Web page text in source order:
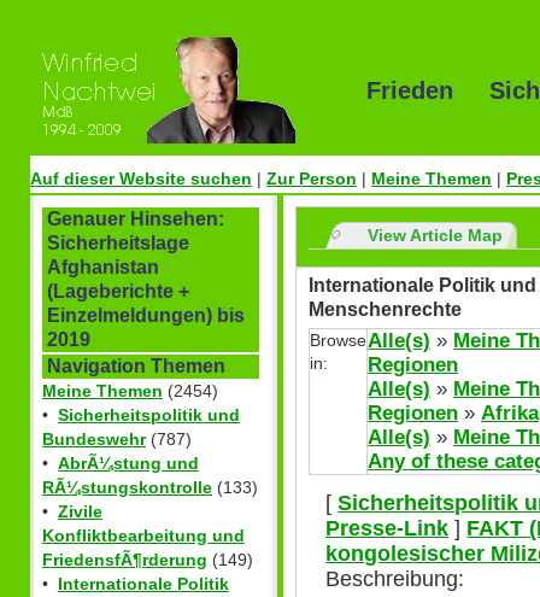
Frieden
Auf dieser Website suchen | Zur Person | Meine Themen |
Genauer Hinsehen:
Sicherheitslage
Afghanistan
(Lageberichte +
Einzelmeldungen) bis
2019
Navigation Themen
Meine Themen (2454)
• Sicherheitspolitik und
Bundeswehr(787)
• AbrÃ¼stung und
RÃ¼stungskontrolle (133)
• Zivile
Konfliktbearbeitung und
FriedensfÃ¶rderung (149)
• Internationale Politik
View Article Map
Internationale Politik
Menschenrechte
Browse
in:
Alle(s) » Meine
Regionen
Alle(s) » Meine
Regionen » Afrika
Alle(s) » Meine
Any of these
[Sicherheitspolitik
Presse-Link ] FAKT
kongolesischer
Beschreibung: